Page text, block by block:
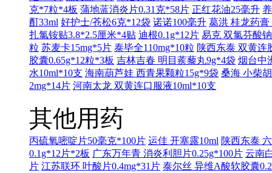
克*7粒*4板 蒲地蓝消炎片0.31克*58片 正红花油25毫升
酊33ml 好护士/苍松6克*12袋 诺诺100毫升 葛洪 桂龙药膏
扎氯铵贴3.8*2.5厘米*4贴 迪根0.1g*12片 易克 双氯芬酸
粒 苏麦卡15mg*5片 泰毕全110mg*10粒 陕西东泰 双黄连
胶囊0.65g*12粒*3板 吉林吉春 明目蒺藜丸9g*4袋 烟台中
水10ml*10支 海南葫芦娃 西青果颗粒15g*9袋 桑海 小柴
2mg*14片 河南太龙 双黄连口服液10ml*10支
其他用药
丙硫氧嘧啶片50毫克*100片 运佳 开塞露10ml 陕西东泰
0.1g*12片*2板 广东万年青 消炎利胆片0.25g*100片 云南
片 江苏联环 叶酸片0.4mg*31片 泰尔丝 异维A酸软胶囊